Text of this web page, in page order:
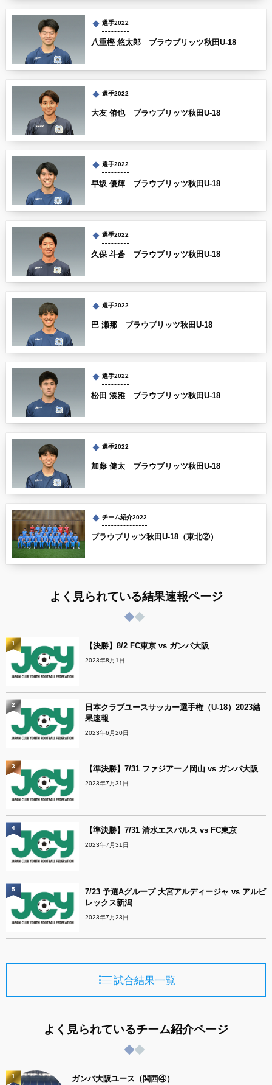
選手2022
八重樫 悠太郎 ブラウブリッツ秋田U-18
選手2022
大友 侑也 ブラウブリッツ秋田U-18
選手2022
早坂 優輝 ブラウブリッツ秋田U-18
選手2022
久保 斗蒼 ブラウブリッツ秋田U-18
選手2022
巴 瀬那 ブラウブリッツ秋田U-18
選手2022
松田 湊雅 ブラウブリッツ秋田U-18
選手2022
加藤 健太 ブラウブリッツ秋田U-18
チーム紹介2022
ブラウブリッツ秋田U-18（東北②）
よく見られている結果速報ページ
【決勝】8/2 FC東京 vs ガンバ大阪
2023年8月1日
1
日本クラブユースサッカー選手権（U-18）2023結
果速報
2023年6月20日
2
【準決勝】7/31 ファジアーノ岡山 vs ガンバ大阪
2023年7月31日
3
【準決勝】7/31 清水エスパルス vs FC東京
2023年7月31日
4
7/23 予選Aグループ 大宮アルディージャ vs アルビ
レックス新潟
2023年7月23日
5
試合結果一覧
よく見られているチーム紹介ページ
ガンバ大阪ユース（関西④）
1